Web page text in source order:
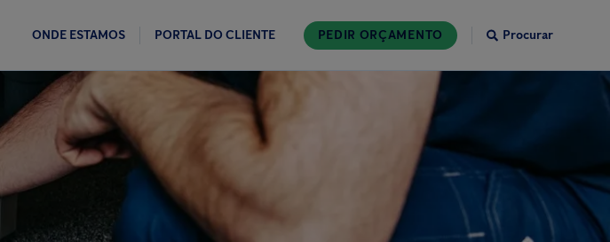
ONDE ESTAMOS PORTAL DO CLIENTE PEDIR ORÇAMENTO Procurar